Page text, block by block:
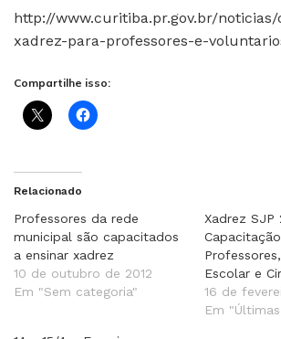
http://www.curitiba.pr.gov.br/
xadrez-para-professores-e-
Compartilhe isso:
Relacionado
Professores da rede
municipal são capacitados
a ensinar xadrez
10 de outubro de 2012
Em "Sem categoria"
Xadrez SJP
Escolar e
16 de
Em